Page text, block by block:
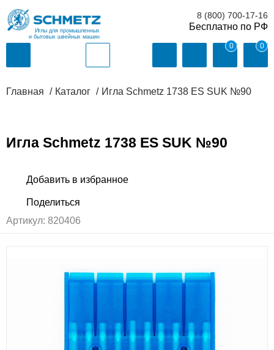
Иглы для промышленных
и бытовых швейных машин
8 (800) 700-17-16
0 0
Главная Каталог Игла Schmetz 1738 ES SUK №90
Игла Schmetz 1738 ES SUK №90
Артикул: 820406